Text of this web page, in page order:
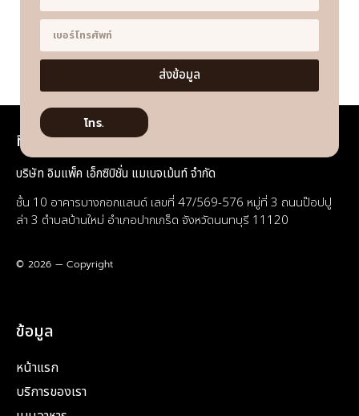
ส่งข้อมูล
โทร.
ที่อยู่
บริษัท อิมแพ็ค เอ็กซิบิชั่น แมเนจเม้นท์ จำกัด
ชั้น 10 อาคารบางกอกแลนด์ เลขที่ 47/569-576 หมู่ที่ 3 ถนนป๊อปปู
ล่า 3 ตำบลบ้านใหม่ อำเภอปากเกร็ด จังหวัดนนทบุรี 11120
© 2026 — Copyright
ข้อมูล
หน้าแรก
บริการของเรา